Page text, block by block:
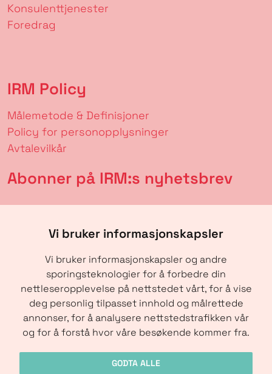
Vi bruker informasjonskapsler
Vi bruker informasjonskapsler og andre
sporingsteknologier for å forbedre din
nettleseropplevelse på nettstedet vårt, for å vise
deg personlig tilpasset innhold og målrettede
annonser, for å analysere nettstedstrafikken vår
og for å forstå hvor våre besøkende kommer fra.
GODTA ALLE
Konsulenttjenester
Foredrag
IRM Policy
Målemetode & Definisjoner
Policy for personopplysninger
Avtalevilkår
Abonner på IRM:s nyhetsbrev
SENDE